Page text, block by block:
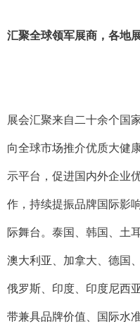
汇聚全球领军展商，各地
展会汇聚来自二十余个国
向全球市场推介优质大健
示平台，促进国内外企业
作，持续提振品牌国际影
际舞台。泰国、韩国、土
澳大利亚、加拿大、德国
俄罗斯、印度、印度尼西
带兼具品牌价值、国际水